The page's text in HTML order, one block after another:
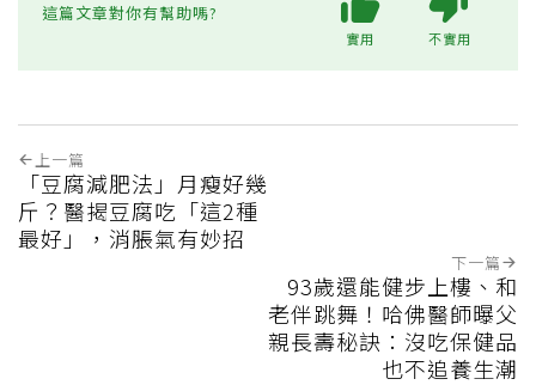
這篇文章對你有幫助嗎?
實用 不實用
上一篇
「豆腐減肥法」月瘦好幾
斤？醫揭豆腐吃「這2種
最好」，消脹氣有妙招
下一篇
93歲還能健步上樓、和
老伴跳舞！哈佛醫師曝父
親長壽秘訣：沒吃保健品
也不追養生潮